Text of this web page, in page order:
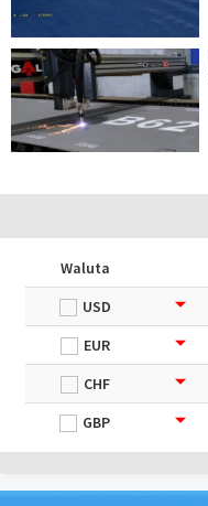
Waluta
USD
EUR
CHF
GBP